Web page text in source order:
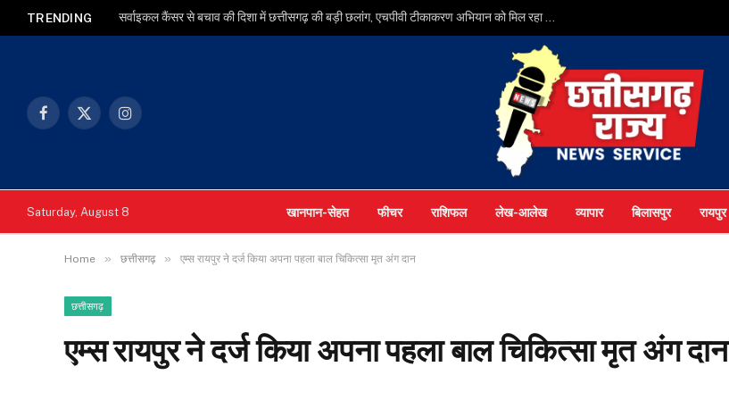
TRENDING सर्वाइकल कैंसर से बचाव की दिशा में छत्तीसगढ़ की बड़ी छलांग, एचपीवी टीकाकरण अभियान को मिल रहा व्यापक जनसमर्थन
Facebook
X
Instagram
Saturday, August 8 खानपान-सेहत फीचर राशिफल लेख-आलेख व्यापार बिलासपुर रायपुर
Home » छत्तीसगढ़ » एम्स रायपुर ने दर्ज किया अपना पहला बाल चिकित्सा मृत अंग दान
छत्तीसगढ़
एम्स रायपुर ने दर्ज किया अपना पहला बाल चिकित्सा मृत अंग दान